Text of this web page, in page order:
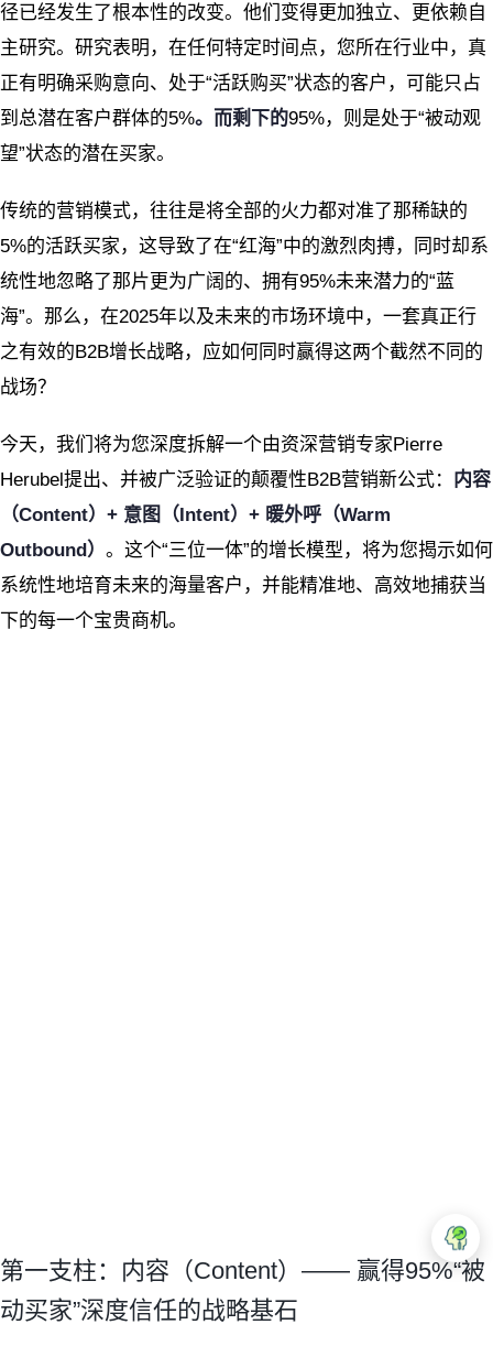
径已经发生了根本性的改变。他们变得更加独立、更依赖自
主研究。研究表明，在任何特定时间点，您所在行业中，真
正有明确采购意向、处于“活跃购买”状态的客户，可能只占
到总潜在客户群体的5%。而剩下的95%，则是处于“被动观
望”状态的潜在买家。
传统的营销模式，往往是将全部的火力都对准了那稀缺的
5%的活跃买家，这导致了在“红海”中的激烈肉搏，同时却系
统性地忽略了那片更为广阔的、拥有95%未来潜力的“蓝
海”。那么，在2025年以及未来的市场环境中，一套真正行
之有效的B2B增长战略，应如何同时赢得这两个截然不同的
战场？
今天，我们将为您深度拆解一个由资深营销专家Pierre
Herubel提出、并被广泛验证的颠覆性B2B营销新公式：
内容
（Content）+ 意图（Intent）+ 暖外呼（Warm
Outbound） 。这个“三位一体”的增长模型，将为您揭示如何
系统性地培育未来的海量客户，并能精准地、高效地捕获当
下的每一个宝贵商机。
第一支柱：内容（Content）—— 赢得95%“被
动买家”深度信任的战略基石